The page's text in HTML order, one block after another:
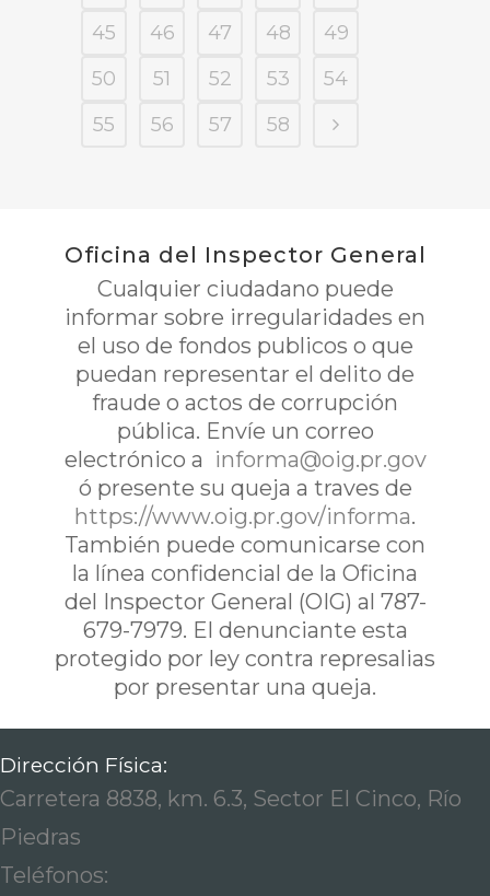
45
46 47 48
49
50
51 52 53
54
55
56 57 58
Oficina del Inspector General
Cualquier ciudadano puede
informar sobre irregularidades en
el uso de fondos publicos o que
puedan representar el delito de
fraude o actos de corrupción
pública. Envíe un correo
electrónico a informa@oig.pr.gov
ó presente su queja a traves de
https://www.oig.pr.gov/informa.
También puede comunicarse con
la línea confidencial de la Oficina
del Inspector General (OIG) al 787-
679-7979. El denunciante esta
protegido por ley contra represalias
por presentar una queja.
Dirección Física:
Carretera 8838, km. 6.3, Sector El Cinco, Río
Piedras
Teléfonos: